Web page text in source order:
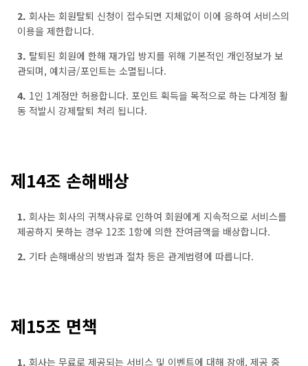
2. 회사는 회원탈퇴 신청이 접수되면 지체없이 이에 응하여 서비스의
이용을 제한합니다.
3. 탈퇴된 회원에 한해 재가입 방지를 위해 기본적인 개인정보가 보
관되며, 예치금/포인트는 소멸됩니다.
4. 1인 1계정만 허용합니다. 포인트 획득을 목적으로 하는 다계정 활
동 적발시 강제탈퇴 처리 됩니다.
제14조 손해배상
1. 회사는 회사의 귀책사유로 인하여 회원에게 지속적으로 서비스를
제공하지 못하는 경우 12조 1항에 의한 잔여금액을 배상합니다.
2. 기타 손해배상의 방법과 절차 등은 관계법령에 따릅니다.
제15조 면책
1. 회사는 무료로 제공되는 서비스 및 이벤트에 대해 장애, 제공 중